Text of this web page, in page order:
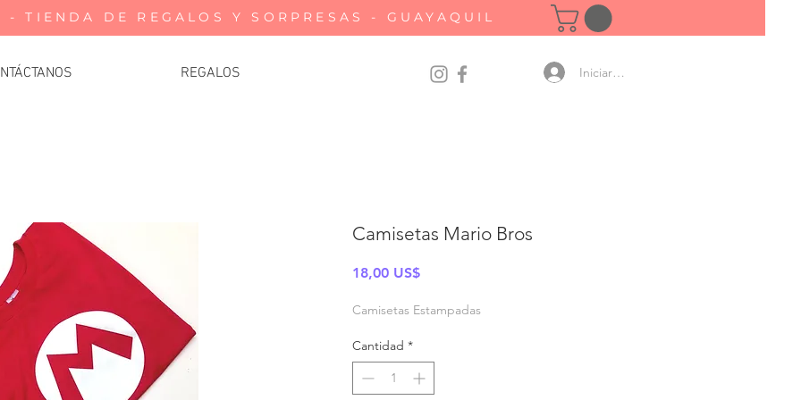
- TIENDA DE REGALOS Y SORPRESAS - GUAYAQUIL
REGALOS Iniciar sesión
Camisetas Mario Bros
18,00 US$Precio
Camisetas Estampadas
Cantidad *